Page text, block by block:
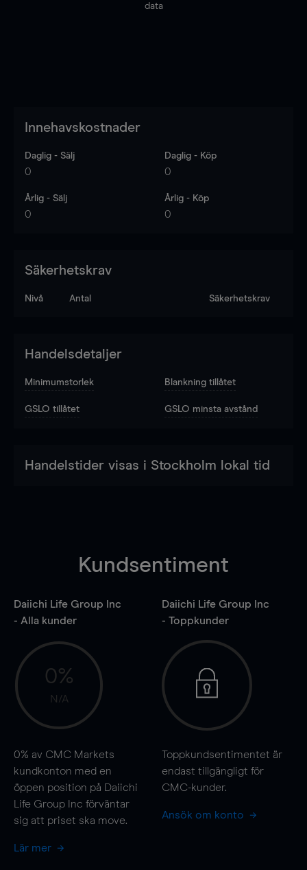
data
Innehavskostnader
Daglig - Sälj
0
Daglig - Köp
0
Årlig - Sälj
0
Årlig - Köp
0
Säkerhetskrav
Nivå Antal Säkerhetskrav
Handelsdetaljer
Minimumstorlek Blankning tillåtet
GSLO tillåtet GSLO minsta avstånd
Handelstider visas i Stockholm lokal tid
Kundsentiment
Daiichi Life Group Inc
- Alla kunder
0%
N/A
0% av CMC Markets
kundkonton med en
öppen position på Daiichi
Life Group Inc förväntar
sig att priset ska move.
Lär mer
Daiichi Life Group Inc
- Toppkunder
Toppkundsentimentet är
endast tillgängligt för
CMC-kunder.
Ansök om konto